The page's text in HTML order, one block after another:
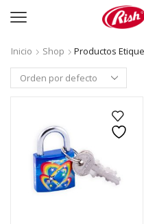
Inicio Shop
Productos